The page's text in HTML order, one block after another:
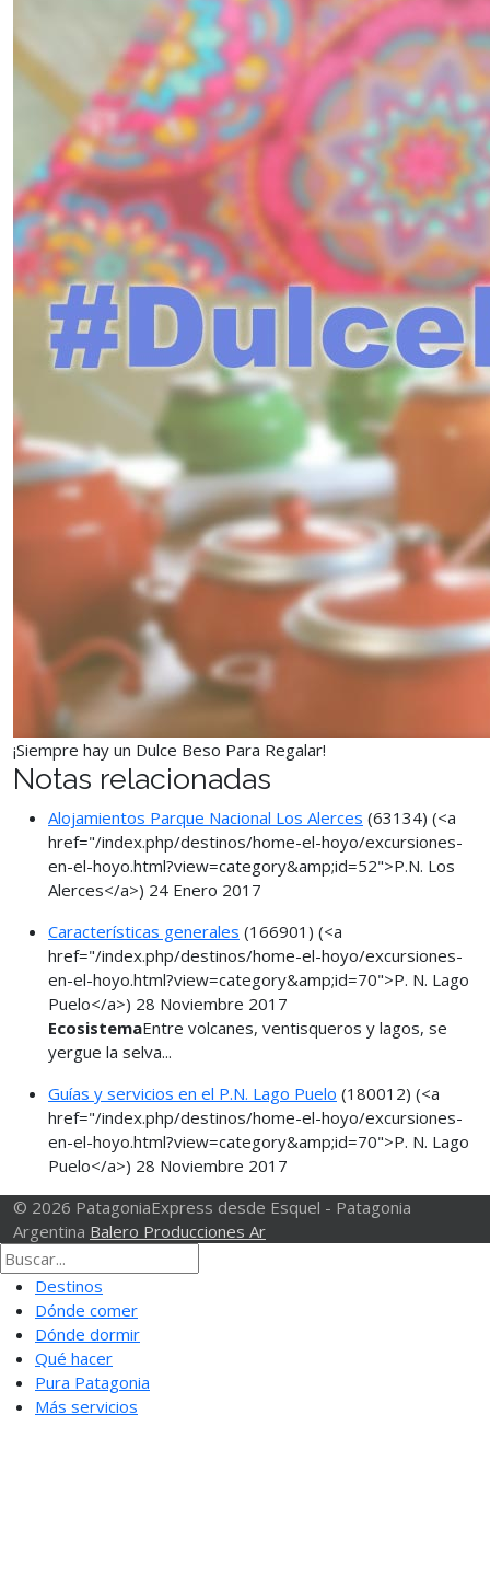
¡Siempre hay un Dulce Beso Para Regalar!
Notas relacionadas
Alojamientos Parque Nacional Los Alerces (63134) (<a
href="/index.php/destinos/home-el-hoyo/excursiones-
en-el-hoyo.html?view=category&amp;id=52">P.N. Los
Alerces</a>) 24 Enero 2017
Características generales (166901) (<a
href="/index.php/destinos/home-el-hoyo/excursiones-
en-el-hoyo.html?view=category&amp;id=70">P. N. Lago
Puelo</a>) 28 Noviembre 2017
EcosistemaEntre volcanes, ventisqueros y lagos, se
yergue la selva...
Guías y servicios en el P.N. Lago Puelo (180012) (<a
href="/index.php/destinos/home-el-hoyo/excursiones-
en-el-hoyo.html?view=category&amp;id=70">P. N. Lago
Puelo</a>) 28 Noviembre 2017
© 2026 PatagoniaExpress desde Esquel - Patagonia
Argentina Balero Producciones Ar
Destinos
Dónde comer
Dónde dormir
Qué hacer
Pura Patagonia
Más servicios